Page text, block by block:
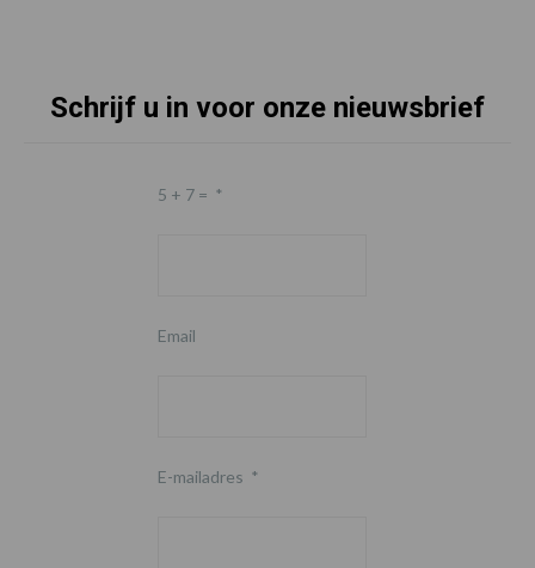
Schrijf u in voor onze nieuwsbrief
5 + 7 = *
Email
E-mailadres *